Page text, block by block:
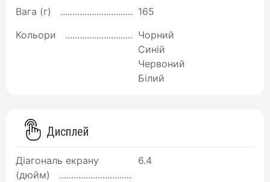
Вага (г)
165
Кольори
Чорний
Синій
Червоний
Білий
Дисплей
Діагональ екрану
(дюйм)
6.4